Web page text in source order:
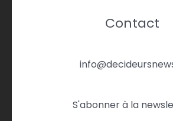
Contact
S'abonner à la